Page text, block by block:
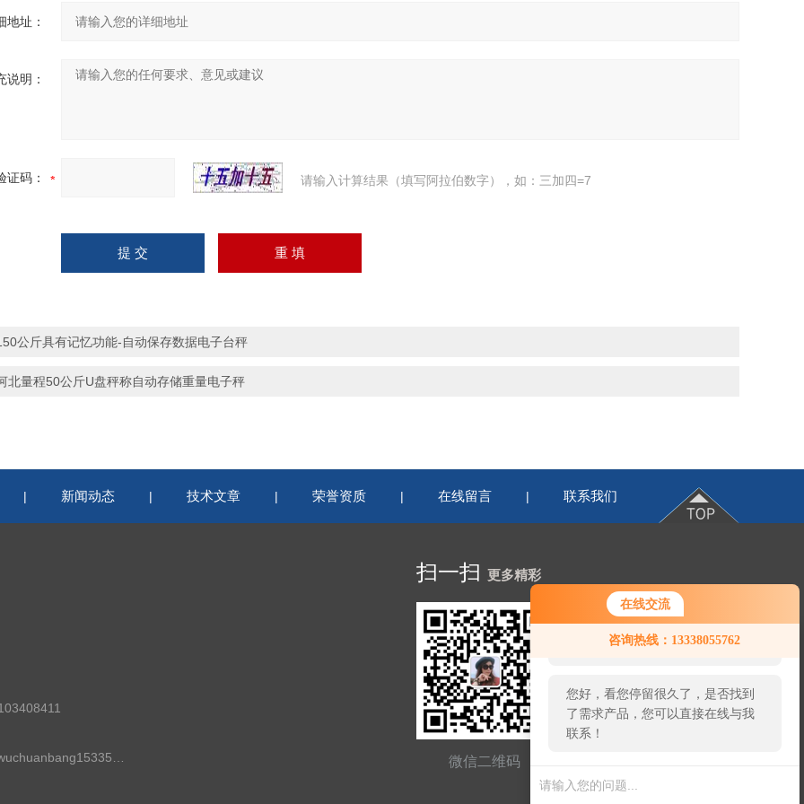
在线交流
咨询热线：13338055762
您好！欢迎前来咨询，很高兴为您
服务，请问您要咨询什么问题呢？
您好，看您停留很久了，是否找到
了需求产品，您可以直接在线与我
联系！
地址：
说明：
证码： 请输入计算结果（填写阿拉伯数字），如：三加四=7
公斤具有记忆功能-自动保存数据电子台秤
北量程50公斤U盘秤称自动存储重量电子秤
| 新闻动态 | 技术文章 | 荣誉资质 | 在线留言 | 联系我们
扫一扫 更多精彩
微信二维码